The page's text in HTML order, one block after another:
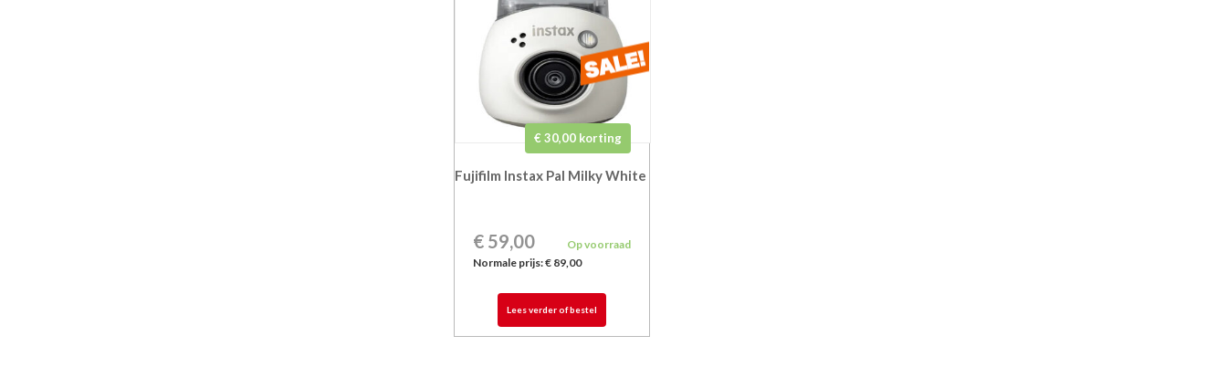
Fujifilm Instax Pal Milky White
€ 30,00 korting
€ 59,00
Op voorraad
Normale prijs:€ 89,00
Lees verder of bestel